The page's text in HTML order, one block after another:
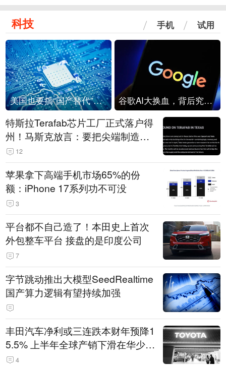
科技 手机 试用
美国也要搞“国产替代”？先算清三笔账 谷歌AI大换血，背后究竟发生了什么？
特斯拉Terafab芯片工厂正式落户得
州！马斯克放言：要把尖端制造带
回美国
12
苹果拿下高端手机市场65%的份
额：iPhone 17系列功不可没
3
平台都不自己造了！本田史上首次
外包整车平台 接盘的是印度公司
7
字节跳动推出大模型SeedRealtime
国产算力逻辑有望持续加强
丰田汽车净利或三连跌本财年预降1
5.5% 上半年全球产销下滑在华少卖
14.3万辆
4